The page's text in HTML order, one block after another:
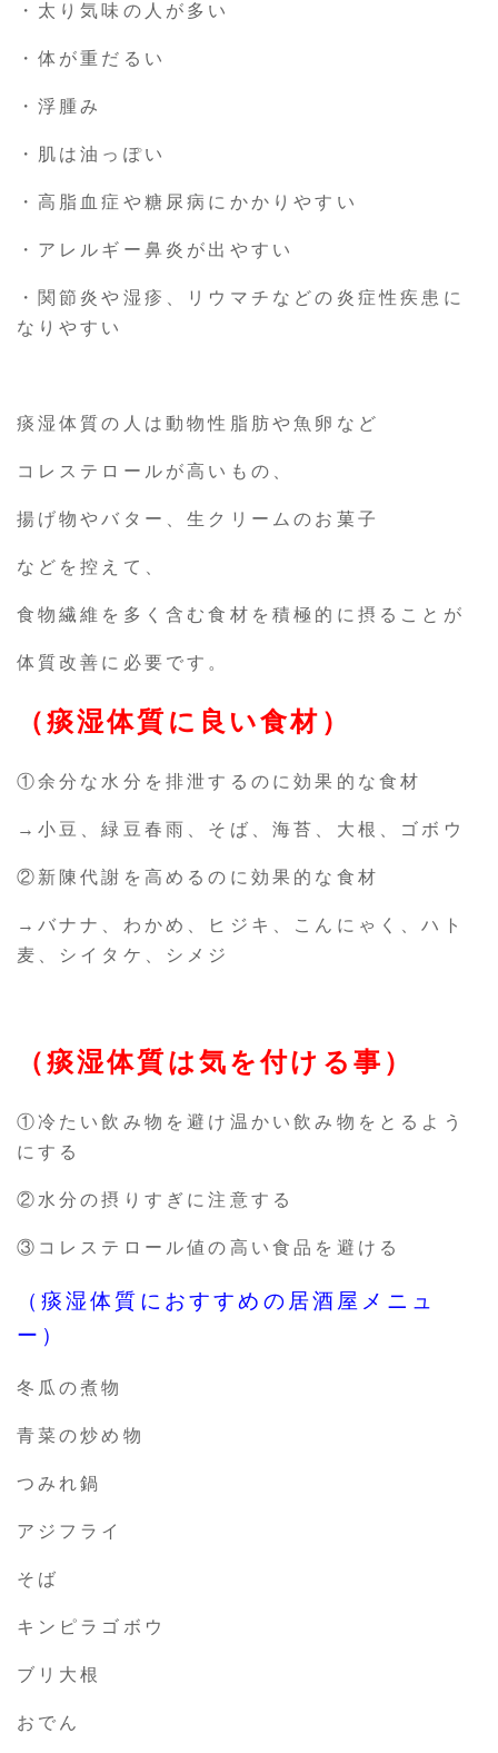
・太り気味の人が多い
・体が重だるい
・浮腫み
・肌は油っぽい
・高脂血症や糖尿病にかかりやすい
・アレルギー鼻炎が出やすい
・関節炎や湿疹、リウマチなどの炎症性疾患に
なりやすい
痰湿体質の人は動物性脂肪や魚卵など
コレステロールが高いもの、
揚げ物やバター、生クリームのお菓子
などを控えて、
食物繊維を多く含む食材を積極的に摂ることが
体質改善に必要です。
（痰湿体質に良い食材）
①余分な水分を排泄するのに効果的な食材
→小豆、緑豆春雨、そば、海苔、大根、ゴボウ
②新陳代謝を高めるのに効果的な食材
→バナナ、わかめ、ヒジキ、こんにゃく、ハト
麦、シイタケ、シメジ
（痰湿体質は気を付ける事）
①冷たい飲み物を避け温かい飲み物をとるよう
にする
②水分の摂りすぎに注意する
③コレステロール値の高い食品を避ける
（痰湿体質におすすめの居酒屋メニュ
ー）
冬瓜の煮物
青菜の炒め物
つみれ鍋
アジフライ
そば
キンピラゴボウ
ブリ大根
おでん